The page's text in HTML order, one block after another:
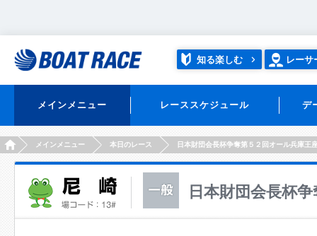
知る楽しむ レーサ
メインメニュー レーススケジュール デ
HOMEメインメニュー 本日のレース 日本財団会長杯争奪第５２回オール兵庫王
日本財団会長杯